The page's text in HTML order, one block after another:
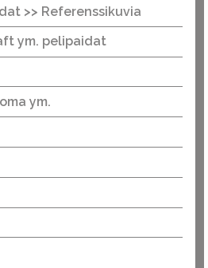
>> Referenssikuvia
ym. pelipaidat
ym.